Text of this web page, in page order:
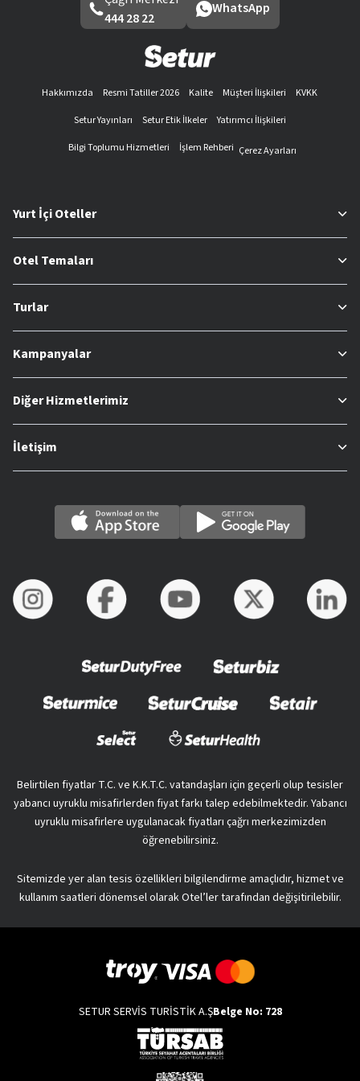
444 28 22
WhatsApp
Hakkımızda Resmi Tatiller 2026 Kalite Müşteri İlişkileri
KVKK
Setur Yayınları
Setur Etik İlkeler
Yatırımcı İlişkileri
Bilgi Toplumu Hizmetleri
İşlem Rehberi Çerez Ayarları
Yurt İçi Oteller
Otel Temaları
Turlar
Kampanyalar
Diğer Hizmetlerimiz
İletişim
Belirtilen fiyatlar T.C. ve K.K.T.C. vatandaşları için geçerli olup tesisler
yabancı uyruklu misafirlerden fiyat farkı talep edebilmektedir. Yabancı
uyruklu misafirlere uygulanacak fiyatları çağrı merkezimizden
öğrenebilirsiniz.
Sitemizde yer alan tesis özellikleri bilgilendirme amaçlıdır, hizmet ve
kullanım saatleri dönemsel olarak Otel’ler tarafından değişitirilebilir.
SETUR SERVİS TURİSTİK A.ŞBelge No: 728